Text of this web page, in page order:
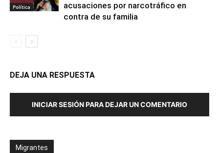
Política
acusaciones por narcotráfico en
contra de su familia
DEJA UNA RESPUESTA
INICIAR SESIÓN PARA DEJAR UN COMENTARIO
Migrantes